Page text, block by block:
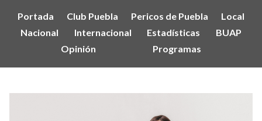
Portada Club Puebla Pericos de Puebla
Local
Nacional
Internacional Estadísticas
BUAP
Opinión
Programas